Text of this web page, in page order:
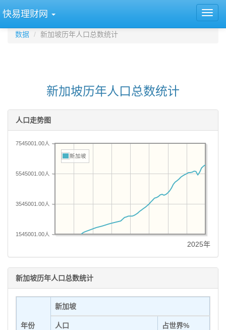
快易理财网
数据 新加坡历年人口总数统计
新加坡历年人口总数统计
人口走势图
1545001.00人
3545001.00人
5545001.00人
7545001.00人
新加坡
2025年
新加坡历年人口总数统计
年份
新加坡
人口 占世界%